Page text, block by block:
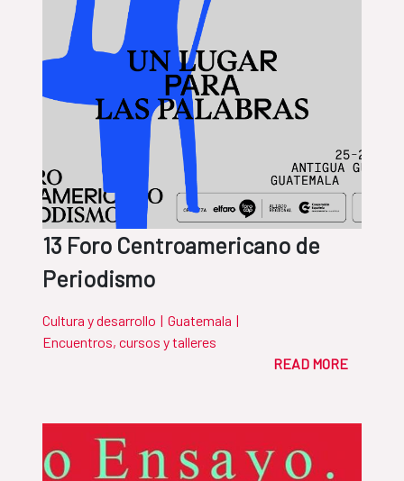
13 Foro Centroamericano de
Periodismo
Cultura y desarrollo | Guatemala |
Encuentros, cursos y talleres
READ MORE